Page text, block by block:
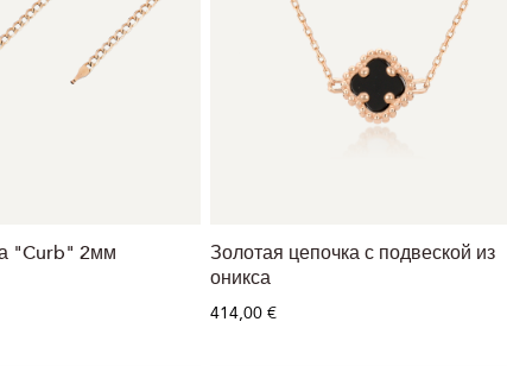
"Curb" 2мм
Золотая цепочка с подвеской из
оникса
414,00 €